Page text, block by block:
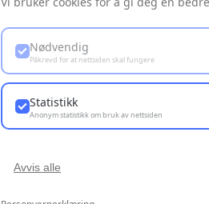
Nødvendig
Påkrevd for at nettsiden skal fungere
Statistikk
Anonym statistikk om bruk av nettsiden
Avvis alle